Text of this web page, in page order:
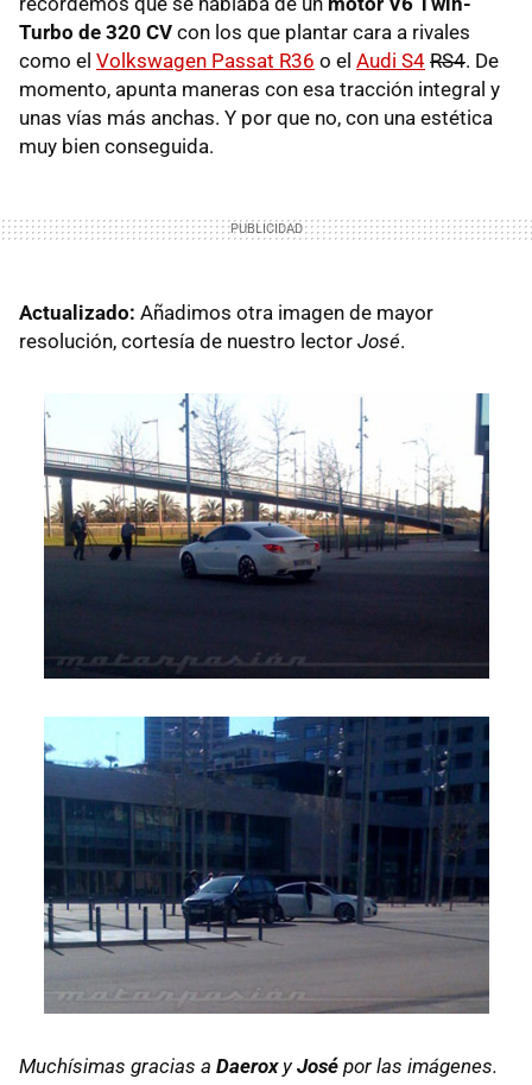
Turbo de 320 CV con los que plantar cara a rivales
como el Volkswagen Passat R36 o el Audi S4 RS4. De
momento, apunta maneras con esa tracción integral y
unas vías más anchas. Y por que no, con una estética
muy bien conseguida.
Actualizado: Añadimos otra imagen de mayor
resolución, cortesía de nuestro lector José.
Muchísimas gracias a DaeroxyJosé por las imágenes.